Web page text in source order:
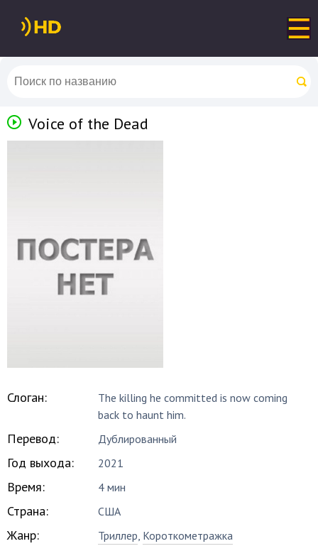
Voice of the Dead
Слоган:
The killing he committed is now coming
back to haunt him.
Перевод: Дублированный
Год выхода: 2021
Время: 4 мин
Страна: США
Жанр: Триллер, Короткометражка